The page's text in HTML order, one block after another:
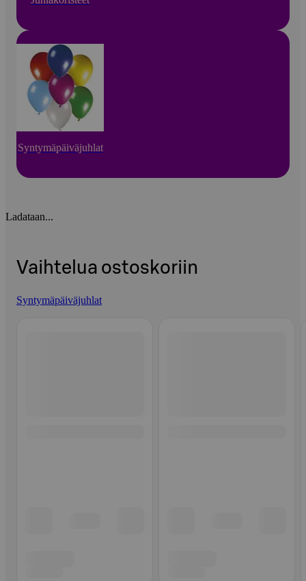
Syntymäpäiväjuhlat
Ladataan...
Vaihtelua ostoskoriin
Syntymäpäiväjuhlat